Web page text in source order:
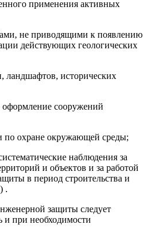
применения активных
не приводящими к появлению
дей­ствующих геологических
ландшафтов, истори­ческих
оформление сооруже­ний
по охране окружаю­щей среды;
наб­людения за
и объектов и за работой
в период строительства и
.
защиты следует
и при необходи­мости